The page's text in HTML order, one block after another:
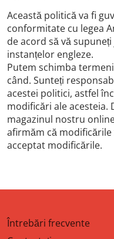
Această politică va fi
conformitate cu legea
de acord să vă
instanțelor engleze.
Putem schimba
când. Sunteți
acestei politici, astfel
modificări ale acesteia.
magazinul nostru
afirmăm că
acceptat modificările.
Întrebări frecvente